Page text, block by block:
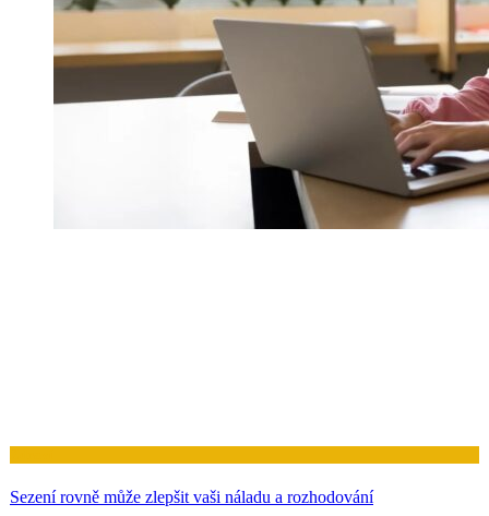
Sezení rovně může zlepšit vaši náladu a rozhodování